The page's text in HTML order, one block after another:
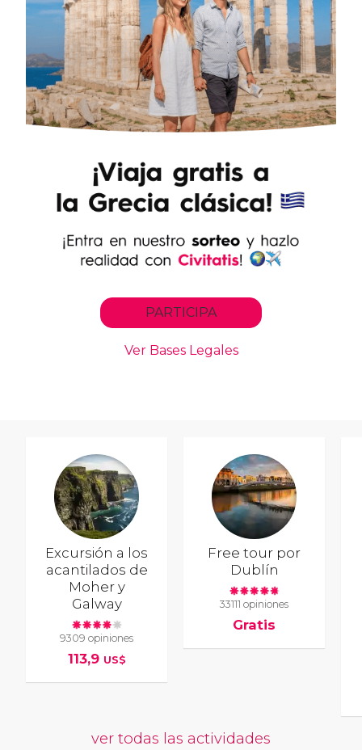
Excursión a los
acantilados de
Moher y
Galway
9309 opiniones
113,9 US$
Free tour por
Dublín
33111 opiniones
Gratis
ver todas las actividades